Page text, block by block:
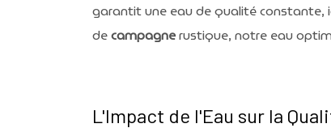
garantit une eau de qualité constante,
decampagnerustique, notre eau
L'Impact de l'Eau sur la